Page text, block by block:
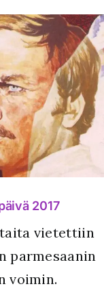
2017
vietettiin
parmesaanin
voimin.